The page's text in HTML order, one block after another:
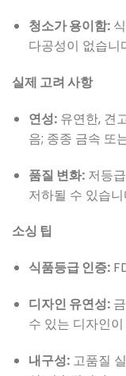
청소가 용이함:식
다공성이 없습니
실제 고려 사항
연성:유연한, 견
음; 종종 금속 또
품질 변화:저등
저하될 수 있습
소싱 팁
식품등급 인증:
디자인 유연성:금
수 있는 디자인
내구성:고품질